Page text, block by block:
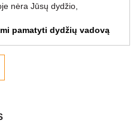
nėra Jūsų dydžio,
pamatyti dydžių vadovą